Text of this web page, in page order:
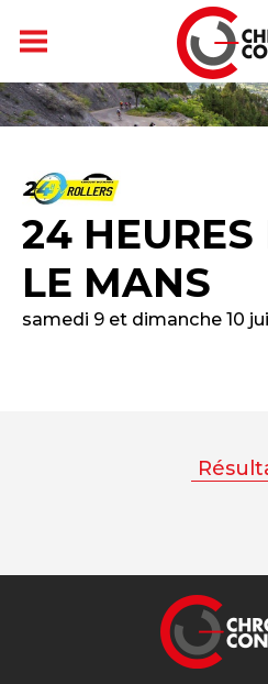
24 HEURES
LE MANS
samedi 9 et dimanche 10